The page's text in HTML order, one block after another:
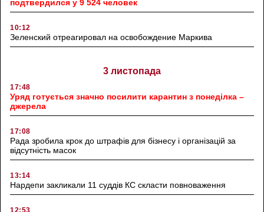
подтвердился у 9 524 человек
10:12
Зеленский отреагировал на освобождение Маркива
3 листопада
17:48
Уряд готується значно посилити карантин з понеділка –
джерела
17:08
Рада зробила крок до штрафів для бізнесу і організацій за
відсутність масок
13:14
Нардепи закликали 11 суддів КС скласти повноваження